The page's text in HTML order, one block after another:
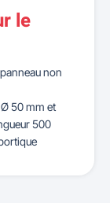
le
non
Ø 50 mm et
500